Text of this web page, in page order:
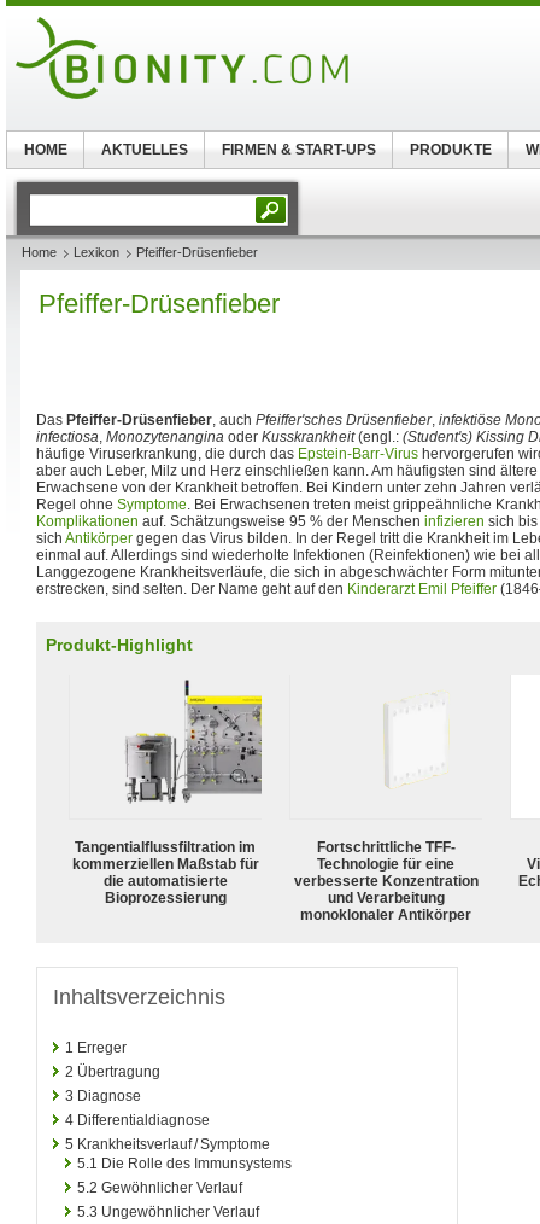
Home Lexikon Pfeiffer-Drüsenfieber
Pfeiffer-Drüsenfieber
Das Pfeiffer-Drüsenfieber, auch Pfeiffer'sches Drüsenfieber, infektiöse
infectiosa, Monozytenangina oder Kusskrankheit(engl.: (Student's) Kissing
häufige Viruserkrankung, die durch das Epstein-Barr-Virus hervorgerufen
aber auch Leber, Milz und Herz einschließen kann. Am häufigsten sind
Erwachsene von der Krankheit betroffen. Bei Kindern unter zehn Jahren
Regel ohne Symptome. Bei Erwachsenen treten meist grippeähnliche
Komplikationen auf. Schätzungsweise 95 % der Menschen infizieren sich
sich Antikörper gegen das Virus bilden. In der Regel tritt die Krankheit im
einmal auf. Allerdings sind wiederholte Infektionen (Reinfektionen) wie bei
Langgezogene Krankheitsverläufe, die sich in abgeschwächter Form
erstrecken, sind selten. Der Name geht auf den Kinderarzt Emil Pfeiffer
Produkt-Highlight
Tangentialflussfiltration im
kommerziellen Maßstab für
die automatisierte
Bioprozessierung
Fortschrittliche TFF-
Technologie für eine
verbesserte Konzentration
und Verarbeitung
monoklonaler Antikörper
Inhaltsverzeichnis
1 Erreger
2 Übertragung
3 Diagnose
4 Differentialdiagnose
5 Krankheitsverlauf / Symptome
5.1 Die Rolle des Immunsystems
5.2 Gewöhnlicher Verlauf
5.3 Ungewöhnlicher Verlauf
HOME AKTUELLES FIRMEN & START-UPS PRODUKTE